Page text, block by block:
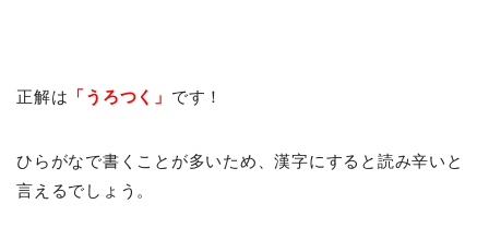
正解は 「うろつく」 です！
ひらがなで書くことが多いため、漢字にすると読み辛いと
言えるでしょう。